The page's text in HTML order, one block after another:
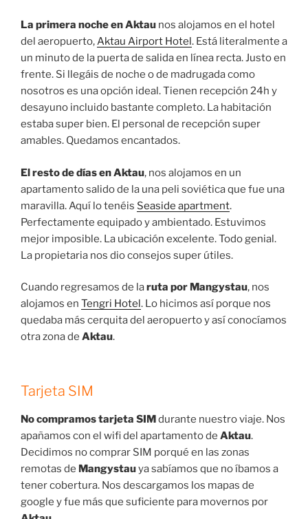
La primera noche en Aktau nos alojamos en el hotel
del aeropuerto,Aktau Airport Hotel. Está literalmente a
un minuto de la puerta de salida en línea recta. Justo en
frente. Si llegáis de noche o de madrugada como
nosotros es una opción ideal. Tienen recepción 24h y
desayuno incluido bastante completo. La habitación
estaba super bien. El personal de recepción super
amables. Quedamos encantados.
El resto de días en Aktau, nos alojamos en un
apartamento salido de la una peli soviética que fue una
maravilla. Aquí lo tenéis Seaside apartment.
Perfectamente equipado y ambientado. Estuvimos
mejor imposible. La ubicación excelente. Todo genial.
La propietaria nos dio consejos super útiles.
Cuando regresamos de laruta por Mangystau, nos
alojamos en Tengri Hotel. Lo hicimos así porque nos
quedaba más cerquita del aeropuerto y así conocíamos
otra zona de Aktau.
Tarjeta SIM
No compramos tarjeta SIMdurante nuestro viaje. Nos
apañamos con el wifi del apartamento de Aktau.
Decidimos no comprar SIM porqué en las zonas
remotas de Mangystauya sabíamos que no íbamos a
tener cobertura. Nos descargamos los mapas de
google y fue más que suficiente para movernos por